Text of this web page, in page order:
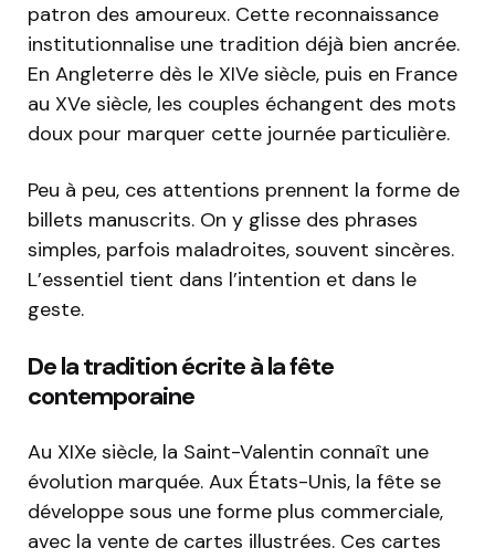
patron des amoureux. Cette reconnaissance
institutionnalise une tradition déjà bien ancrée.
En Angleterre dès le XIVe siècle, puis en France
au XVe siècle, les couples échangent des mots
doux pour marquer cette journée particulière.
Peu à peu, ces attentions prennent la forme de
billets manuscrits. On y glisse des phrases
simples, parfois maladroites, souvent sincères.
L’essentiel tient dans l’intention et dans le
geste.
De la tradition écrite à la fête
contemporaine
Au XIXe siècle, la Saint-Valentin connaît une
évolution marquée. Aux États-Unis, la fête se
développe sous une forme plus commerciale,
avec la vente de cartes illustrées. Ces cartes